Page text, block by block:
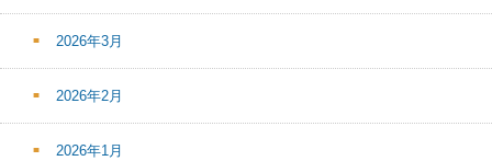
2026年3月
2026年2月
2026年1月